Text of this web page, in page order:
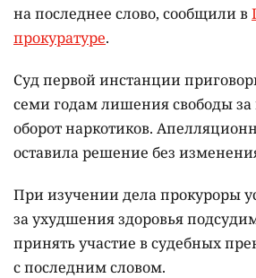
на последнее слово, сообщили в
прокуратуре.
Суд первой инстанции
семи годам лишения свободы
оборот наркотиков.
оставила решение без
При изучении дела прокуроры
за ухудшения здоровья
принять участие в судебных
с последним словом.